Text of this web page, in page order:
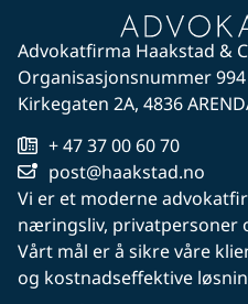
Advokatfirma Haakstad &
Organisasjonsnummer 994
Kirkegaten 2A, 4836
+ 47 37 00 60 70
post@haakstad.no
Vi er et moderne
næringsliv, privatpersoner
Vårt mål er å sikre våre
og kostnadseffektive